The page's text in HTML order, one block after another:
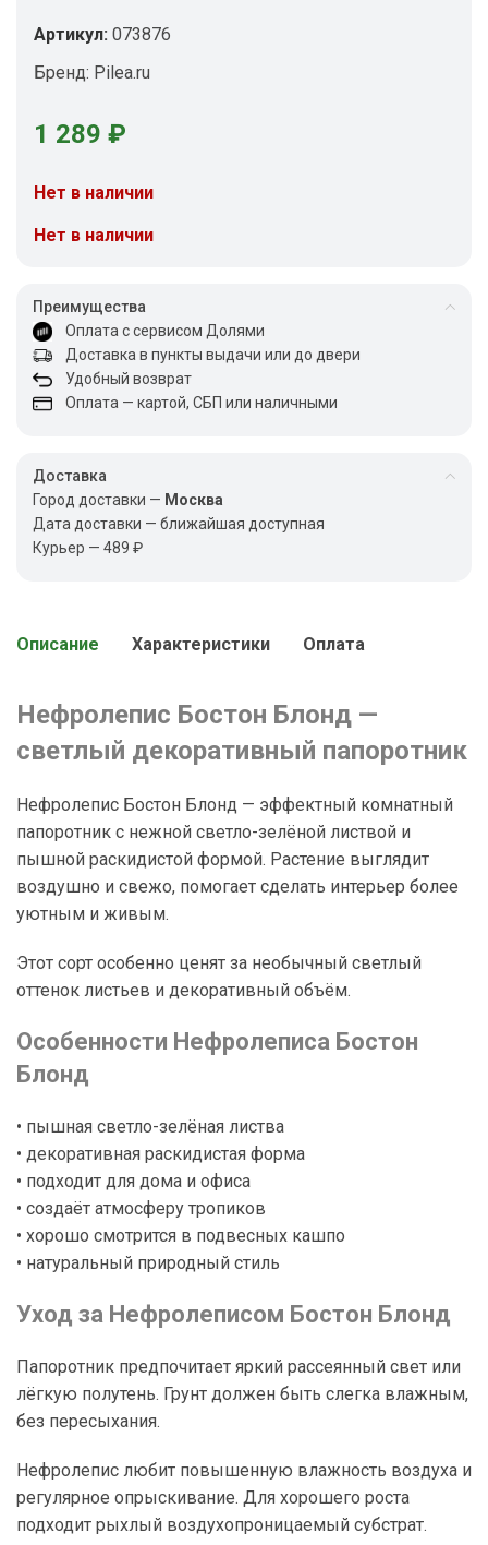
Артикул: 073876
Бренд: Pilea.ru
1 289 ₽
Нет в наличии
Нет в наличии
Преимущества
Оплата с сервисом Долями
Доставка в пункты выдачи или до двери
Удобный возврат
Оплата — картой, СБП или наличными
Доставка
Город доставки — Москва
Дата доставки — ближайшая доступная
Курьер — 489 ₽
Описание Характеристики Оплата
Нефролепис Бостон Блонд —
светлый декоративный папоротник
Нефролепис Бостон Блонд — эффектный комнатный
папоротник с нежной светло-зелёной листвой и
пышной раскидистой формой. Растение выглядит
воздушно и свежо, помогает сделать интерьер более
уютным и живым.
Этот сорт особенно ценят за необычный светлый
оттенок листьев и декоративный объём.
Особенности Нефролеписа Бостон
Блонд
• пышная светло-зелёная листва
• декоративная раскидистая форма
• подходит для дома и офиса
• создаёт атмосферу тропиков
• хорошо смотрится в подвесных кашпо
• натуральный природный стиль
Уход за Нефролеписом Бостон Блонд
Папоротник предпочитает яркий рассеянный свет или
лёгкую полутень. Грунт должен быть слегка влажным,
без пересыхания.
Нефролепис любит повышенную влажность воздуха и
регулярное опрыскивание. Для хорошего роста
подходит рыхлый воздухопроницаемый субстрат.